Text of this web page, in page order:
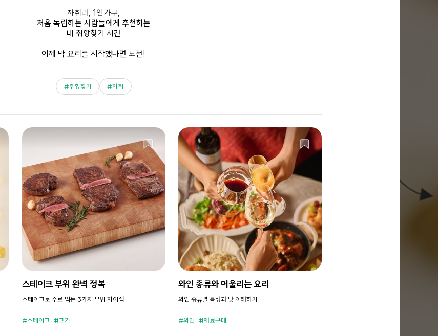
자취러, 1인가구,
처음 독립하는 사람들에게 추천하는
내 취향찾기 시간
이제 막 요리를 시작했다면 도전!
취향찾기 자취
스테이크 부위 완벽 정복
스테이크로 주로 먹는 3가지 부위 차이점
스테이크 고기
와인 종류와 어울리는 요리
와인 종류별 특징과 맛 이해하기
와인 재료구매